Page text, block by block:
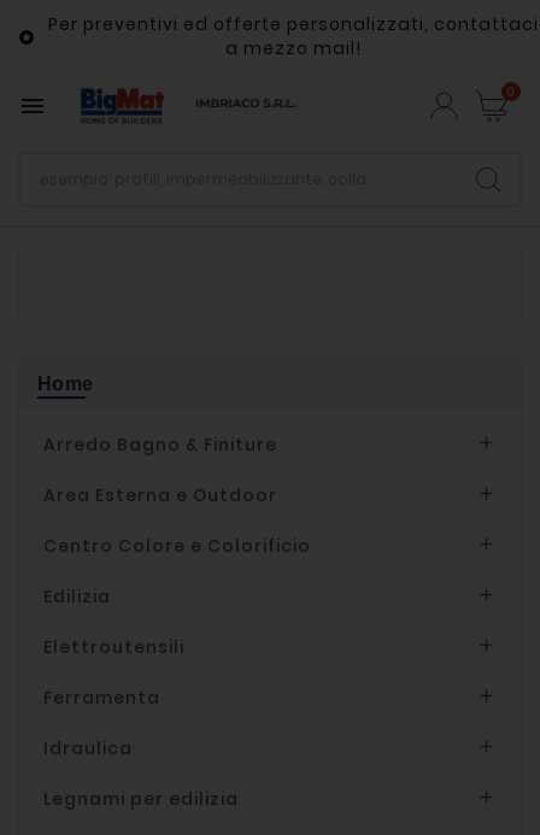

Per preventivi ed offerte personalizzati, contattaci
a mezzo mail!
 0
Home
Arredo Bagno & Finiture 
Area Esterna e Outdoor 
Centro Colore e Colorificio 
Edilizia 
Elettroutensili 
Ferramenta 
Idraulica 
Legnami per edilizia 